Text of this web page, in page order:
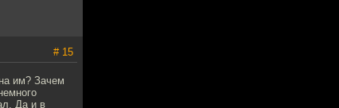
# 15
им? Зачем
Да и в